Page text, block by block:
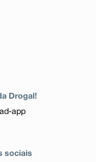
Drogal!
sociais